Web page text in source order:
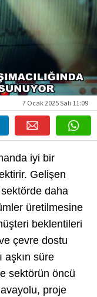
7 Ocak 2025 Salı 11:09
iyi bir
Gelişen
daha
üretilmesine
beklentileri
çevre dostu
aşkın süre
sektörün öncü
proje